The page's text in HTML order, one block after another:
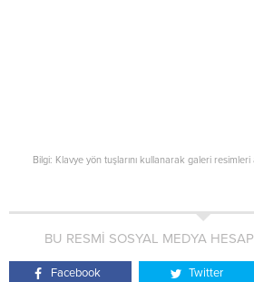
Bilgi: Klavye yön tuşlarını kullanarak galeri resimleri
BU RESMİ SOSYAL MEDYA
Facebook Twitter